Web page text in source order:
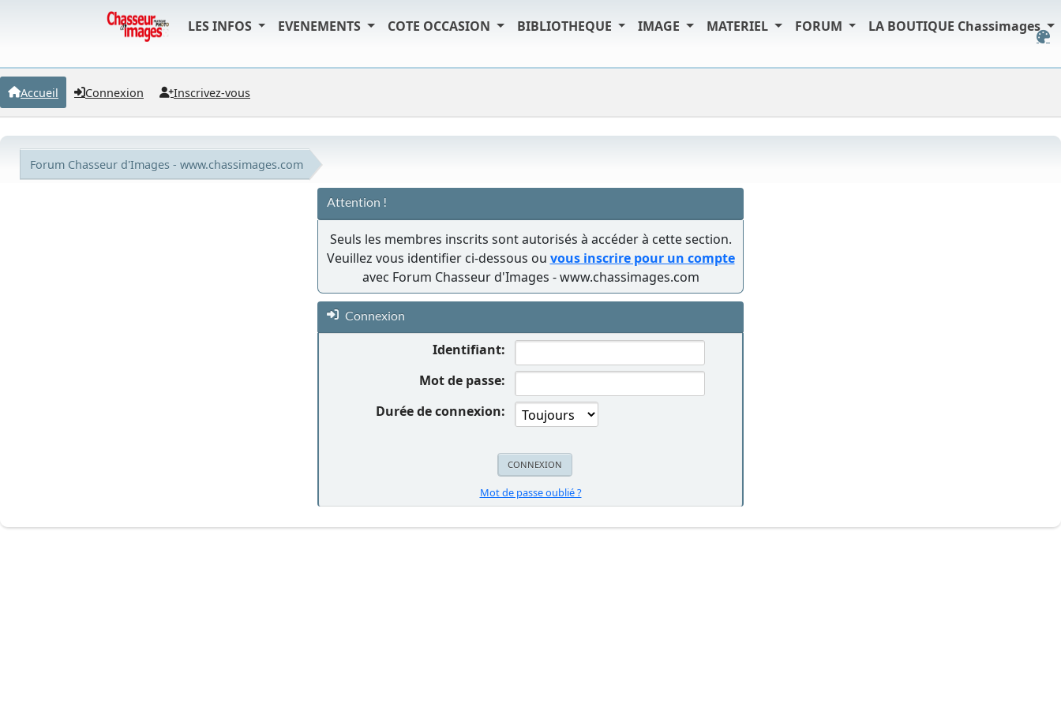
LES INFOS EVENEMENTS COTE OCCASION BIBLIOTHEQUE IMAGE MATERIEL FORUM LA BOUTIQUE Chassimages
Accueil Connexion Inscrivez-vous
Forum Chasseur d'Images - www.chassimages.com
Attention !
Seuls les membres inscrits sont autorisés à accéder à cette section.
Veuillez vous identifier ci-dessous ou vous inscrire pour un compte
avec Forum Chasseur d'Images - www.chassimages.com
Connexion
Identifiant:
Mot de passe:
Durée de connexion:
Mot de passe oublié ?